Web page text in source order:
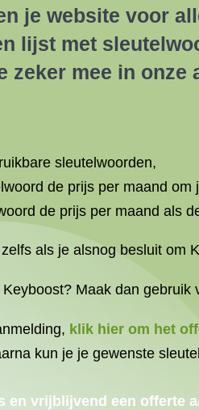
je website voor
lijst met
zeker mee in onze
sleutelwoorden,
de prijs per maand om
de prijs per maand als
als je alsnog besluit om
Maak dan gebruik
klik hier om het
kun je je gewenste
en vrijblijvend een offerte